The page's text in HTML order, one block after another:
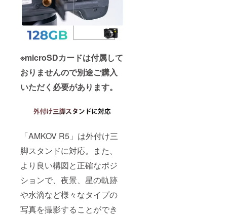
※microSDカードは付属して
おりませんので別途ご購入
いただく必要があります。
「AMKOV R5」は外付け三
脚スタンドに対応。また、
より良い構図と正確なポジ
ションで、夜景、星の軌跡
や水滴など様々なタイプの
写真を撮影することができ